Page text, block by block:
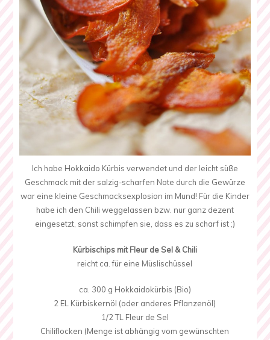
Ich habe Hokkaido Kürbis verwendet und der leicht süße
Geschmack mit der salzig-scharfen Note durch die Gewürze
war eine kleine Geschmacksexplosion im Mund! Für die Kinder
habe ich den Chili weggelassen bzw. nur ganz dezent
eingesetzt, sonst schimpfen sie, dass es zu scharf ist ;)
Kürbischips mit Fleur de Sel & Chili
reicht ca. für eine Müslischüssel
ca. 300 g Hokkaidokürbis (Bio)
2 EL Kürbiskernöl (oder anderes Pflanzenöl)
1/2 TL Fleur de Sel
Chiliflocken (Menge ist abhängig vom gewünschten